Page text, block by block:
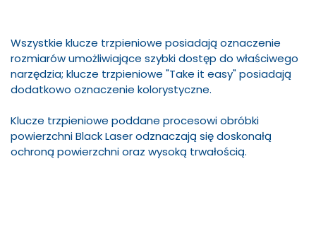
Wszystkie klucze trzpieniowe posiadają oznaczenie
rozmiarów umożliwiające szybki dostęp do właściwego
narzędzia; klucze trzpieniowe "Take it easy" posiadają
dodatkowo oznaczenie kolorystyczne.
Klucze trzpieniowe poddane procesowi obróbki
powierzchni Black Laser odznaczają się doskonałą
ochroną powierzchni oraz wysoką trwałością.